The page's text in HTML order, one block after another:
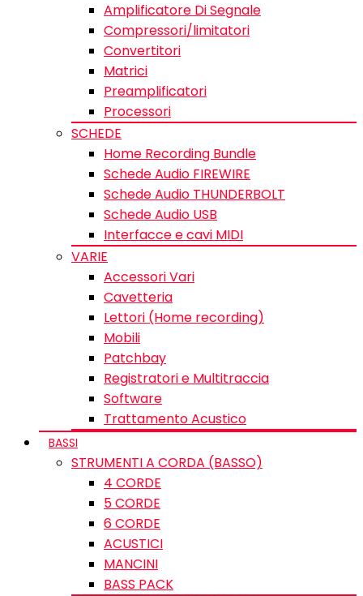
Amplificatore Di Segnale
Compressori/limitatori
Convertitori
Matrici
Preamplificatori
Processori
SCHEDE
Home Recording Bundle
Schede Audio FIREWIRE
Schede Audio THUNDERBOLT
Schede Audio USB
Interfacce e cavi MIDI
VARIE
Accessori Vari
Cavetteria
Lettori (Home recording)
Mobili
Patchbay
Registratori e Multitraccia
Software
Trattamento Acustico
BASSI
STRUMENTI A CORDA (BASSO)
4 CORDE
5 CORDE
6 CORDE
ACUSTICI
MANCINI
BASS PACK